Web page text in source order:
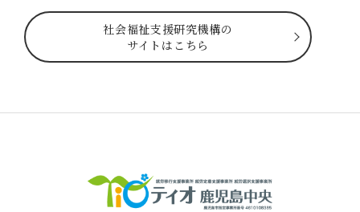
社会福祉⽀援研究機構の
サイトはこちら